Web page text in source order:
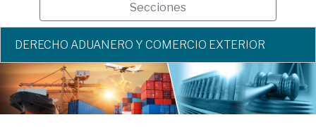
Secciones
DERECHO ADUANERO Y COMERCIO EXTERIOR